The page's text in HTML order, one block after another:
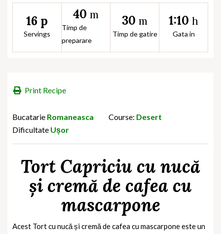
16 p
Servings
40 m
Timp de
preparare
30 m
Timp de gatire
1:10 h
Gata in
Print Recipe
Bucatarie Romaneasca Course: Desert
Dificultate Ușor
Tort Capriciu cu nucă
și cremă de cafea cu
mascarpone
Acest Tort cu nucă și cremă de cafea cu mascarponeeste un